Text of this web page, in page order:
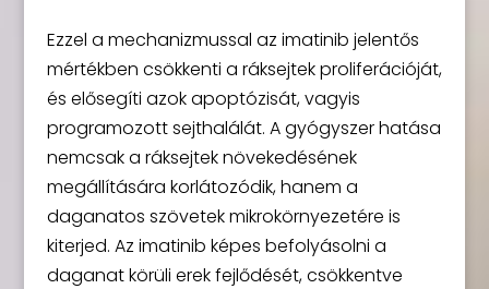
Ezzel a mechanizmussal az imatinib jelentős
mértékben csökkenti a ráksejtek proliferációját,
és elősegíti azok apoptózisát, vagyis
programozott sejthalálát. A gyógyszer hatása
nemcsak a ráksejtek növekedésének
megállítására korlátozódik, hanem a
daganatos szövetek mikrokörnyezetére is
kiterjed. Az imatinib képes befolyásolni a
daganat körüli erek fejlődését, csökkentve